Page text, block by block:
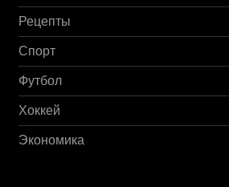
Рецепты
Спорт
Футбол
Хоккей
Экономика